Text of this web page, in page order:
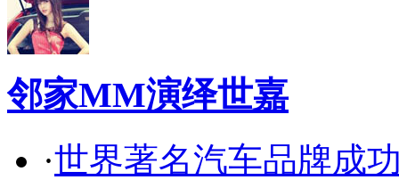
邻家MM演绎世嘉
·世界著名汽车品牌成